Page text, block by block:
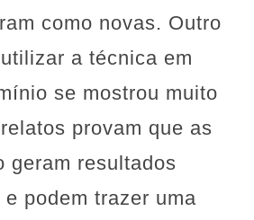
como novas. Outro
a técnica em
se mostrou muito
provam que as
geram resultados
podem trazer uma